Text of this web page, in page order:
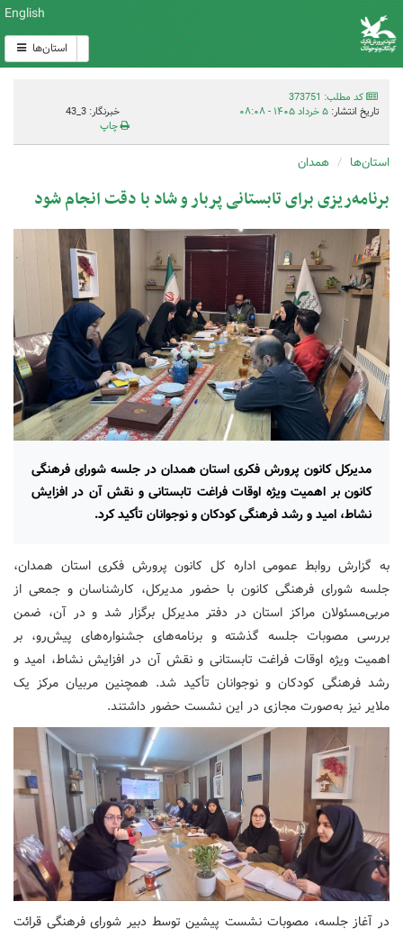
English
استان‌ها
کد مطلب: 373751
تاریخ انتشار: ۵ خرداد ۱۴۰۵ - ۰۸:۰۸
خبرنگار: 3_43
چاپ
استان‌ها همدان
برنامه‌ریزی برای تابستانی پربار و شاد با دقت انجام شود
مدیرکل کانون پرورش فکری استان همدان در جلسه شورای فرهنگی
کانون بر اهمیت ویژه اوقات فراغت تابستانی و نقش آن در افزایش
نشاط، امید و رشد فرهنگی کودکان و نوجوانان تأکید کرد.
به گزارش روابط عمومی اداره کل کانون پرورش فکری استان همدان،
جلسه شورای فرهنگی کانون با حضور مدیرکل، کارشناسان و جمعی از
مربی‌مسئولان مراکز استان در دفتر مدیرکل برگزار شد و در آن، ضمن
بررسی مصوبات جلسه گذشته و برنامه‌های جشنواره‌های پیش‌رو، بر
اهمیت ویژه اوقات فراغت تابستانی و نقش آن در افزایش نشاط، امید و
رشد فرهنگی کودکان و نوجوانان تأکید شد. همچنین مربیان مرکز یک
ملایر نیز به‌صورت مجازی در این نشست حضور داشتند.
در آغاز جلسه، مصوبات نشست پیشین توسط دبیر شورای فرهنگی قرائت